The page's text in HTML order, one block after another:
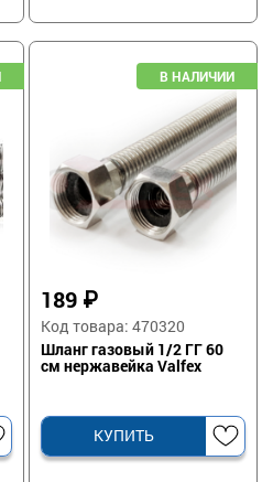
189 ₽
Код товара: 470320
Шланг газовый 1/2 ГГ 60
см нержавейка Valfex
КУПИТЬ